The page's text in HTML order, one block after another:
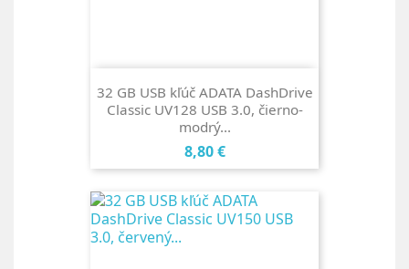
32 GB USB kľúč ADATA DashDrive
Classic UV128 USB 3.0, čierno-
modrý...
Cena
8,80 €